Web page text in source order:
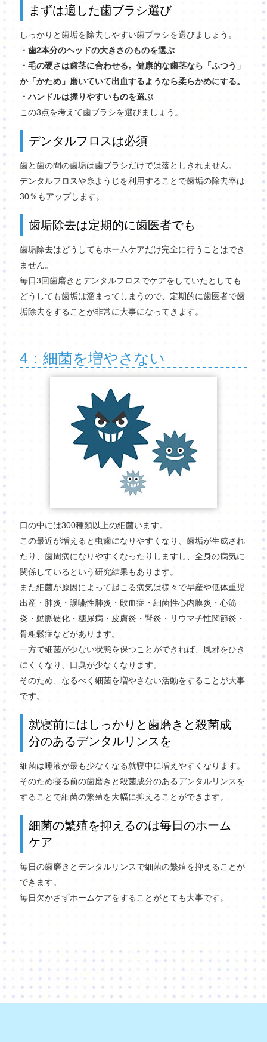
まずは適した歯ブラシ選び
しっかりと歯垢を除去しやすい歯ブラシを選びましょう。
・歯2本分のヘッドの大きさのものを選ぶ
・毛の硬さは歯茎に合わせる。健康的な歯茎なら「ふつう」
か「かため」磨いていて出血するようなら柔らかめにする。
・ハンドルは握りやすいものを選ぶ
この3点を考えて歯ブラシを選びましょう。
デンタルフロスは必須
歯と歯の間の歯垢は歯ブラシだけでは落としきれません。
デンタルフロスや糸ようじを利用することで歯垢の除去率は
30％もアップします。
歯垢除去は定期的に歯医者でも
歯垢除去はどうしてもホームケアだけ完全に行うことはでき
ません。
毎日3回歯磨きとデンタルフロスでケアをしていたとしても
どうしても歯垢は溜まってしまうので、定期的に歯医者で歯
垢除去をすることが非常に大事になってきます。
4：細菌を増やさない
口の中には300種類以上の細菌います。
この最近が増えると虫歯になりやすくなり、歯垢が生成され
たり、歯周病になりやすくなったりしますし、全身の病気に
関係しているという研究結果もあります。
また細菌が原因によって起こる病気は様々で早産や低体重児
出産・肺炎・誤嚥性肺炎・敗血症・細菌性心内膜炎・心筋
炎・動脈硬化・糖尿病・皮膚炎・腎炎・リウマチ性関節炎・
骨粗鬆症などがあります。
一方で細菌が少ない状態を保つことができれば、風邪をひき
にくくなり、口臭が少なくなります。
そのため、なるべく細菌を増やさない活動をすることが大事
です。
就寝前にはしっかりと歯磨きと殺菌成
分のあるデンタルリンスを
細菌は唾液が最も少なくなる就寝中に増えやすくなります。
そのため寝る前の歯磨きと殺菌成分のあるデンタルリンスを
することで細菌の繁殖を大幅に抑えることができます。
細菌の繁殖を抑えるのは毎日のホーム
ケア
毎日の歯磨きとデンタルリンスで細菌の繁殖を抑えることが
できます。
毎日欠かさずホームケアをすることがとても大事です。